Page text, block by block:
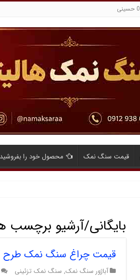
قیمت سنگ نمک محصول خود را بفروشید
بایگانی/آرشیو برچسب
قیمت چراغ سنگ نمک طرح
آباژور سنگ نمک, سنگ نمک تزئینی